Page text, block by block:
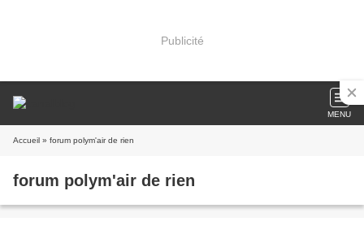
Publicité
MENU
Accueil » forum polym'air de rien
forum polym'air de rien